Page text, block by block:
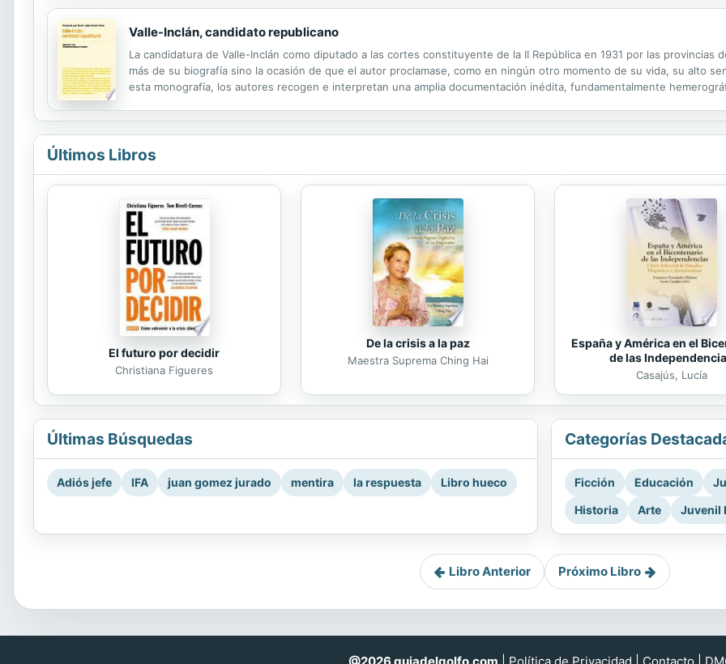
Valle-Inclán, candidato republicano
La candidatura de Valle-Inclán como diputado a las cortes constituyente de la II República en 1931 por las provincias
más de su biografía sino la ocasión de que el autor proclamase, como en ningún otro momento de su vida, su alto
esta monografía, los autores recogen e interpretan una amplia documentación inédita, fundamentalmente
Últimos Libros
El futuro por decidir
Christiana Figueres
De la crisis a la paz
Maestra Suprema Ching Hai
España y América en el
de las
Casajús, Lucía
Últimas Búsquedas
Adiós jefe IFA juan gomez jurado mentira la respuesta Libro hueco
Categorías
Ficción Educación
Historia
Arte Juvenil
Libro Anterior Próximo Libro